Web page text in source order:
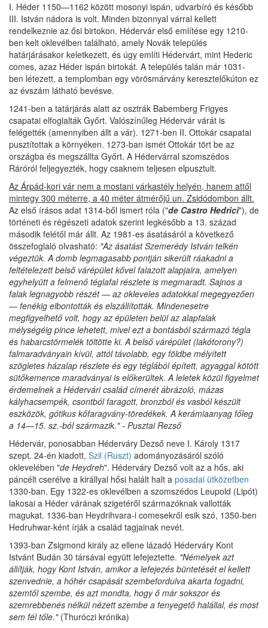
I. Héder 1150—1162 között mosonyi ispán, udvarbíró és később
III. István nádora is volt. Minden bizonnyal várral kellett
rendelkeznie az ősi birtokon. Hédervár első említése egy 1210-
ben kelt oklevélben található, amely Novák település
határjárásakor keletkezett, és úgy említi Hédervárt, mint Hederic
comes, azaz Héder ispán birtokát. A település talán már 1031-
ben létezett, a templomban egy vörösmárvány keresztelőkúton ez
az évszám látható bevésve.
1241-ben a tatárjárás alatt az osztrák Babemberg Frigyes
csapatai elfoglalták Győrt. Valószínűleg Hédervár várát is
felégették (amennyiben állt a vár). 1271-ben II. Ottokár csapatai
pusztítottak a környéken. 1273-ban ismét Ottokár tört be az
országba és megszállta Győrt. A Hédervárral szomszédos
Ráróról feljegyezték, hogy csaknem teljesen elpusztult.
Az Árpád-kori vár nem a mostani várkastély helyén, hanem attől
mintegy 300 méterre, a 40 méter átmérőjű un. Zsidódombon állt.
Az első írásos adat 1314-ből ismert róla ("de Castro Hedrici"), de
történeti és régészeti adatok szerint legkésőbb a 13. század
második felétől már állt. Az 1981-es ásatásáról a következő
összefoglaló olvasható: "Az ásatást Szemerédy István telkén
végeztük. A domb legmagasabb pontján sikerült ráakadni a
feltételezett belső várépület kővel falazott alapjaira, amelyen
egyhelyütt a felmenő téglafal részlete is megmaradt. Sajnos a
falak legnagyobb részét — az okleveles adatokkal megegyezően
— fenékig elbontották és elszállították. Mindenesetre
megfigyelhető volt, hogy az épületen belül az alapfalak
mélységéig pince lehetett, mivel ezt a bontásból származó tégla
és habarcstörmelék töltötte ki. A belső várépület (lakótorony?)
falmaradványain kívül, attól távolabb, egy földbe mélyített
szögletes házalap részlete és egy téglából épített, agyaggal kötött
sütőkemence maradványai is előkerültek. A leletek közül figyelmet
érdemelnek a Hédervári család címerét ábrázoló, mázas
kályhacsempék, csontból faragott, bronzból és vasból készült
eszközök, gótikus kőfaragvány-töredékek. A kerámiaanyag főleg
a 14—15. sz.-ból származik." - Pusztai Rezső
Hédervár, ponosabban Héderváry Dezső neve I. Károly 1317
szept. 24-én kiadott, Szil (Ruszt) adományozásáról szóló
oklevelében "de Heydreh". Héderváry Dezső volt az a hős, aki
páncélt cserélve a királlyal hősi halált halt a posadai ütközetben
1330-ban. Egy 1322-es oklevélben a szomszédos Leupold (Lipót)
lakosai a Héder várának szigetéről származóknak vallották
magukat. 1336-ban Heydrihvara-i comesekről esik szó, 1350-ben
Hedruhwar-ként írják a család tagjainak nevét.
1393-ban Zsigmond király az ellene lázadó Héderváry Kont
Istvánt Budán 30 társával együtt lefejeztette. "Némelyek azt
állítják, hogy Kont István, amikor a lefejezés büntetését el kellett
szenvednie, a hóhér csapását szembefordulva akarta fogadni,
szemtől szembe, és azt mondta, hogy ő már sokszor és
szemrebbenés nélkül nézett szembe a fenyegető halállal, és most
sem fél tőle."(Thuróczi krónika)